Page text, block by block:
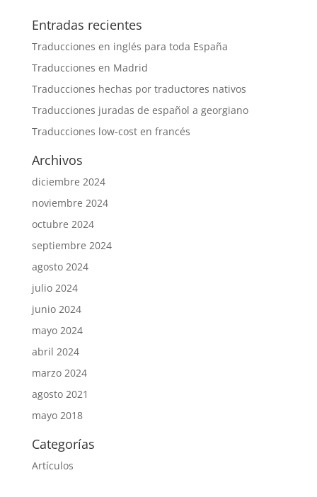
Entradas recientes
Traducciones en inglés para toda España
Traducciones en Madrid
Traducciones hechas por traductores nativos
Traducciones juradas de español a georgiano
Traducciones low-cost en francés
Archivos
diciembre 2024
noviembre 2024
octubre 2024
septiembre 2024
agosto 2024
julio 2024
junio 2024
mayo 2024
abril 2024
marzo 2024
agosto 2021
mayo 2018
Categorías
Artículos